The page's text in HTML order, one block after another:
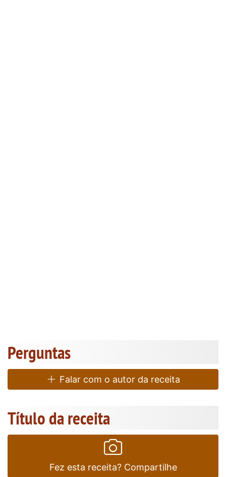
Perguntas
Falar com o autor da receita
Título da receita
Fez esta receita? Compartilhe